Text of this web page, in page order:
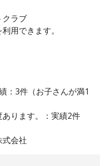
ラブ
用できます。
：3件（お子さんが満1
ります。：実績2件
式会社